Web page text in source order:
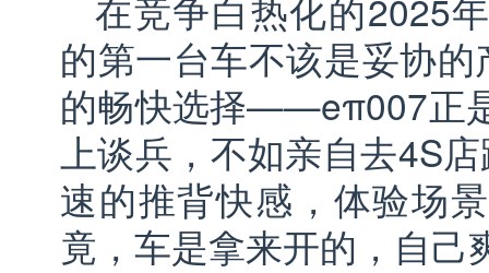
在竞争白热化的2025
的第一台车不该是妥协的
的畅快选择——eπ007正
上谈兵，不如亲自去4S
速的推背快感，体验场
竟，车是拿来开的，自己